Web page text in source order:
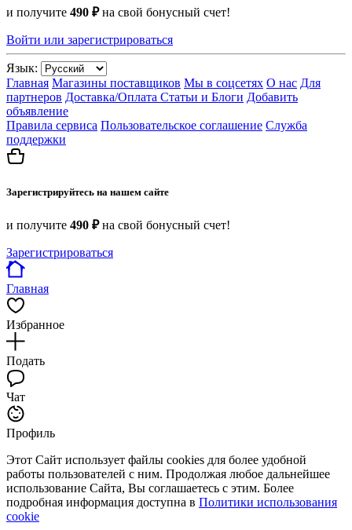
и получите 490 ₽на свой бонусный счет!
Войти или зарегистрироваться
Язык:
Главная Магазины поставщиков Мы в соцсетях О нас Для
партнеров Доставка/Оплата Статьи и Блоги Добавить
объявление
Правила сервиса Пользовательское соглашение Служба
поддержки
Зарегистрируйтесь на нашем сайте
и получите 490 ₽на свой бонусный счет!
Зарегистрироваться
Главная
Избранное
Подать
Чат
Профиль
Этот Сайт использует файлы cookies для более удобной
работы пользователей с ним. Продолжая любое дальнейшее
использование Сайта, Вы соглашаетесь с этим. Более
подробная информация доступна в Политики использования
cookie